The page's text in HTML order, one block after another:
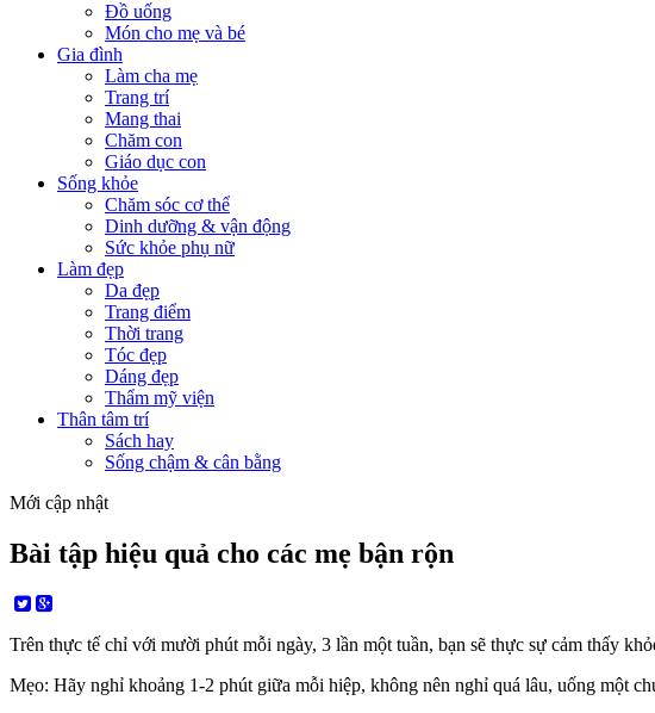
Đồ uống
Món cho mẹ và bé
Gia đình
Làm cha mẹ
Trang trí
Mang thai
Chăm con
Giáo dục con
Sống khỏe
Chăm sóc cơ thể
Dinh dưỡng & vận động
Sức khỏe phụ nữ
Làm đẹp
Da đẹp
Trang điểm
Thời trang
Tóc đẹp
Dáng đẹp
Thẩm mỹ viện
Thân tâm trí
Sách hay
Sống chậm & cân bằng
Mới cập nhật
Bài tập hiệu quả cho các mẹ bận rộn
Trên thực tế chỉ với mười phút mỗi ngày, 3 lần một tuần, bạn sẽ thực sự cảm thấy
Mẹo: Hãy nghỉ khoảng 1-2 phút giữa mỗi hiệp, không nên nghỉ quá lâu, uống một